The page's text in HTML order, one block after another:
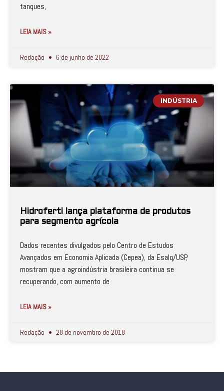
tanques,
LEIA MAIS »
Redação 6 de junho de 2022
INDÚSTRIA
Hidroferti lança plataforma de produtos
para segmento agrícola
Dados recentes divulgados pelo Centro de Estudos
Avançados em Economia Aplicada (Cepea), da Esalq/USP,
mostram que a agroindústria brasileira continua se
recuperando, com aumento de
LEIA MAIS »
Redação 28 de novembro de 2018